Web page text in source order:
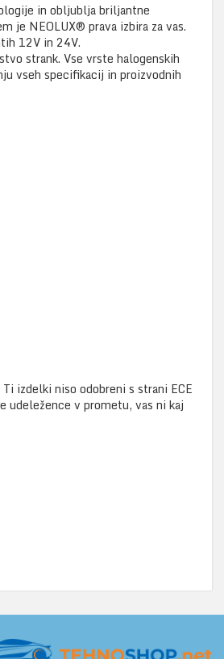
in obljublja briljantne
je NEOLUX® prava izbira za vas.
12V in 24V.
strank. Vse vrste halogenskih
vseh specifikacij in proizvodnih
izdelki niso odobreni s strani ECE
udeležence v prometu, vas ni kaj